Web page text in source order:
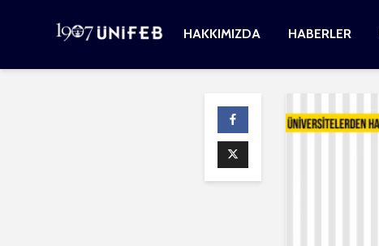
HAKKIMIZDA HABERLER